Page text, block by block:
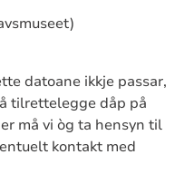
datoane ikkje passar,
tilrettelegge dåp på
må vi òg ta hensyn til
kontakt med